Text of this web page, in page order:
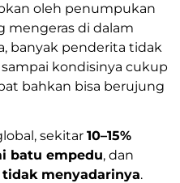
oleh penumpukan
mengeras di dalam
banyak penderita tidak
kondisinya cukup
bahkan bisa berujung
sekitar 10–15%
batu empedu, dan
menyadarinya.